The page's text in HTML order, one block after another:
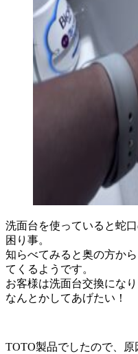
洗面台を使っていると蛇
困り事。
知らべてみると奥の方か
てくるようです。
お客様は洗面台交換にな
なんとかしてあげたい！
TOTO製品でしたので、原